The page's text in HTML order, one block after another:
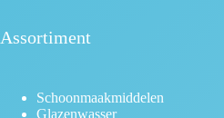
Assortiment
Schoonmaakmiddelen
Glazenwasser